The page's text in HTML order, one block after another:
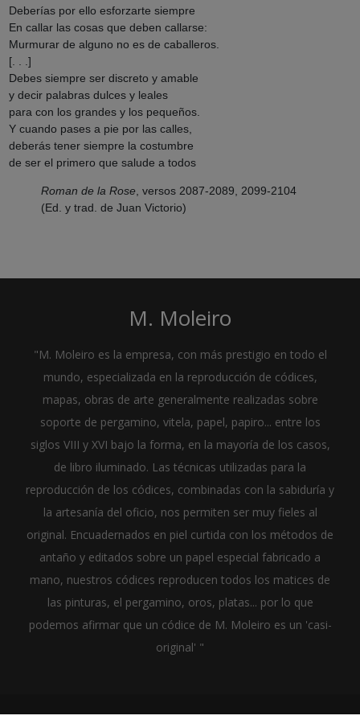
Deberías por ello esforzarte siempre
En callar las cosas que deben callarse:
Murmurar de alguno no es de caballeros.
[. . .]
Debes siempre ser discreto y amable
y decir palabras dulces y leales
para con los grandes y los pequeños.
Y cuando pases a pie por las calles,
deberás tener siempre la costumbre
de ser el primero que salude a todos
Roman de la Rose, versos 2087-2089, 2099-2104
(Ed. y trad. de Juan Victorio)
M. Moleiro
"M. Moleiro es la empresa, con más prestigio en todo el
mundo, especializada en la reproducción de códices,
mapas, obras de arte generalmente realizadas sobre
soporte de pergamino, vitela, papel, papiro... entre los
siglos VIII y XVI bajo la forma, en la mayoría de los casos,
de libro iluminado. Las técnicas utilizadas para la
reproducción de los códices, combinadas con la sabiduría y
la artesanía del oficio, nos permiten ser muy fieles al
original. Encuadernados en piel curtida con los métodos de
antaño y editados sobre un papel especial fabricado a
mano, nuestros códices reproducen todos los matices de
las pinturas, el pergamino, oros, platas... por lo que
podemos afirmar que un códice de M. Moleiro es un 'casi-
original' "